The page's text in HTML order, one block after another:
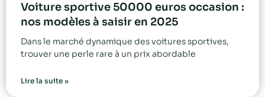
Voiture sportive 50000 euros occasion :
nos modèles à saisir en 2025
Dans le marché dynamique des voitures sportives,
trouver une perle rare à un prix abordable
Lire la suite »